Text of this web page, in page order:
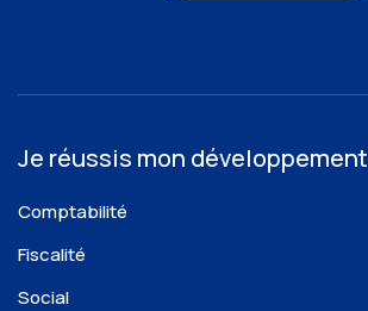
Je réussis mon développement
Comptabilité
Fiscalité
Social